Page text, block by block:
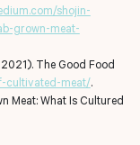
shojin-
grown-meat-
The Good Food
cultivated-meat/.
Meat: What Is Cultured